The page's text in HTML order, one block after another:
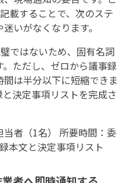
載することで、次のステ
いがなくなります。
ではないため、固有名詞
ただし、ゼロから議事録
は半分以下に短縮できま
決定事項リストを完成さ
者（1名） 所要時間：委
本文と決定事項リスト